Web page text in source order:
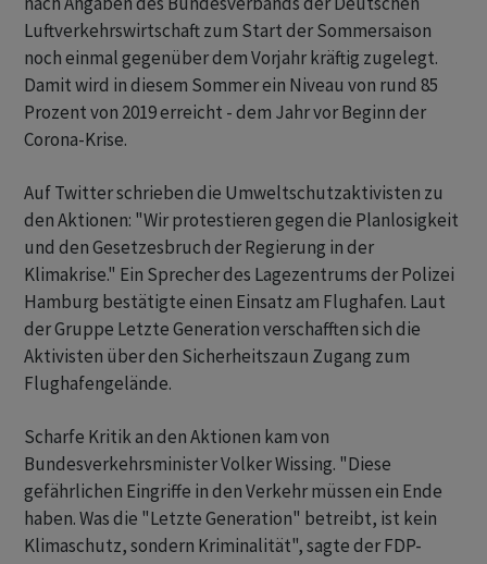
Luftverkehrswirtschaft zum Start der Sommersaison
noch einmal gegenüber dem Vorjahr kräftig zugelegt.
Damit wird in diesem Sommer ein Niveau von rund 85
Prozent von 2019 erreicht - dem Jahr vor Beginn der
Corona-Krise.
Auf Twitter schrieben die Umweltschutzaktivisten zu
den Aktionen: "Wir protestieren gegen die Planlosigkeit
und den Gesetzesbruch der Regierung in der
Klimakrise." Ein Sprecher des Lagezentrums der Polizei
Hamburg bestätigte einen Einsatz am Flughafen. Laut
der Gruppe Letzte Generation verschafften sich die
Aktivisten über den Sicherheitszaun Zugang zum
Flughafengelände.
Scharfe Kritik an den Aktionen kam von
Bundesverkehrsminister Volker Wissing. "Diese
gefährlichen Eingriffe in den Verkehr müssen ein Ende
haben. Was die "Letzte Generation" betreibt, ist kein
Klimaschutz, sondern Kriminalität", sagte der FDP-